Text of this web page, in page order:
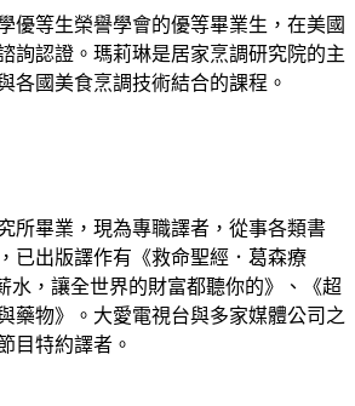
等生榮譽學會的優等畢業生，在美國
詢認證。瑪莉琳是居家烹調研究院的主
各國美食烹調技術結合的課程。
畢業，現為專職譯者，從事各類書
已出版譯作有《救命聖經．葛森療
水，讓全世界的財富都聽你的》、《超
藥物》。大愛電視台與多家媒體公司之
目特約譯者。